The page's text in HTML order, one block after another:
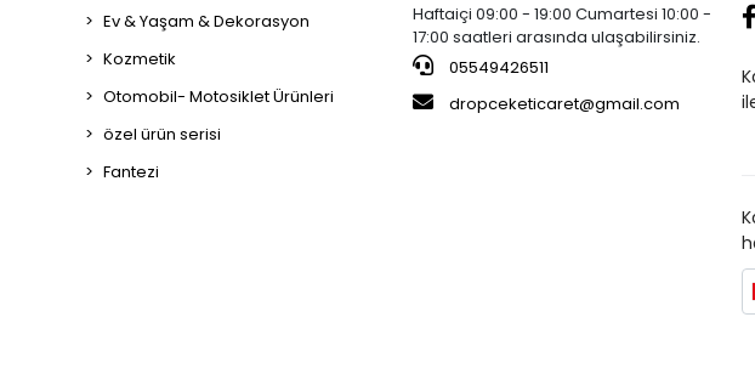
Ev & Yaşam & Dekorasyon
Kozmetik
Otomobil- Motosiklet Ürünleri
özel ürün serisi
Fantezi
Haftaiçi 09:00 - 19:00 Cumartesi 10:00 -
17:00 saatleri arasında ulaşabilirsiniz.
05549426511
dropceketicaret@gmail.com